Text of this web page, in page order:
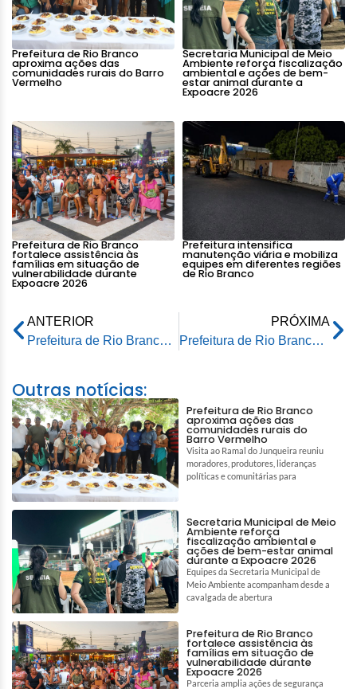
Prefeitura de Rio Branco
aproxima ações das
comunidades rurais do Barro
Vermelho
Secretaria Municipal de Meio
Ambiente reforça fiscalização
ambiental e ações de bem-
estar animal durante a
Expoacre 2026
Prefeitura de Rio Branco
fortalece assistência às
famílias em situação de
vulnerabilidade durante
Expoacre 2026
Prefeitura intensifica
manutenção viária e mobiliza
equipes em diferentes regiões
de Rio Branco
ANTERIOR
Prefeitura de Rio Branco promove ação de saúde aos servidores da Zeladoria
PRÓXIMA
Prefeitura de Rio Branco já vacinou mais de 6 mil adolescentes em dois dias na capital
Outras notícias:
Prefeitura de Rio Branco
aproxima ações das
comunidades rurais do
Barro Vermelho
Visita ao Ramal do Junqueira reuniu
moradores, produtores, lideranças
políticas e comunitárias para
Secretaria Municipal de Meio
Ambiente reforça
fiscalização ambiental e
ações de bem-estar animal
durante a Expoacre 2026
Equipes da Secretaria Municipal de
Meio Ambiente acompanham desde a
cavalgada de abertura
Prefeitura de Rio Branco
fortalece assistência às
famílias em situação de
vulnerabilidade durante
Expoacre 2026
Parceria amplia ações de segurança